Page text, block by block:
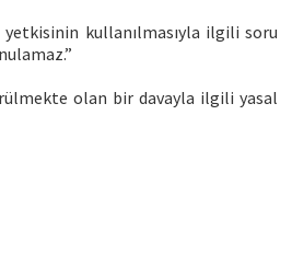
yetkisinin kullanılmasıyla ilgili soru
olan bir davayla ilgili yasal